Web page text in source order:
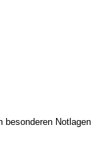
besonderen Notlagen